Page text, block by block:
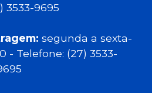
3533-9695
segunda a sexta-
- Telefone: (27) 3533-